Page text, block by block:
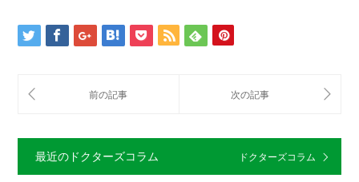
最近のドクターズコラム ドクターズコラム